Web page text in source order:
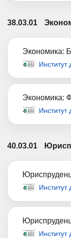
38.03.01
Экономика:
Институт
Экономика:
Институт
40.03.01
Институт
Институт